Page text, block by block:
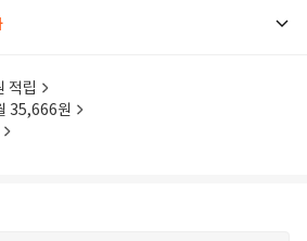
적립
35,666원